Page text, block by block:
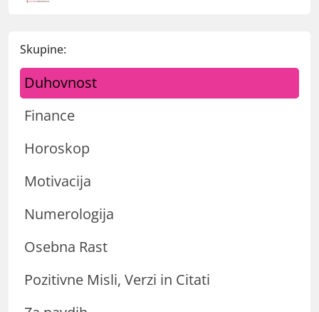
Skupine:
Duhovnost
Finance
Horoskop
Motivacija
Numerologija
Osebna Rast
Pozitivne Misli, Verzi in Citati